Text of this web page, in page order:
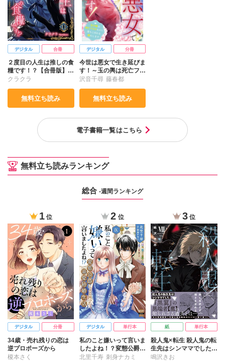
デジタル 合冊
２度目の人生は推しの食
糧です！？【合冊版】1
1
クラクラ
無料立ち読み
デジタル 分冊
今世は悪女で生き延びま
す！～玉の輿は死亡フラ
グなので、落ちこぼれを
沢音千尋 藤春都
無料立ち読み
電子書籍一覧はこちら
無料立ち読みランキング
総合 -週間ランキング
1 位
デジタル 分冊
34歳・売れ残りの恋は
逆プロポーズから
榎本さく
2 位
デジタル 単行本
私のこと嫌いって言いま
したよね！？変態公爵に
よる困った溺愛結婚生活
北里千寿 刺身ナカミ
3 位
紙 単行本
殺人鬼×転生 殺人鬼の転
生先はシンママでした
Ⅶ
鳴沢きお